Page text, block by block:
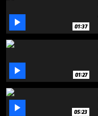
 01:37
 01:27
 05:23